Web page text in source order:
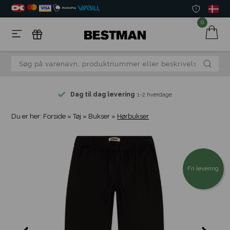
0
Dag til dag levering 1-2 hverdage
Du er her: Forside »Tøj » Bukser » Hørbukser
Fri levering